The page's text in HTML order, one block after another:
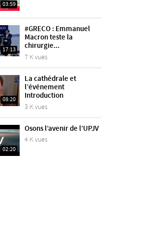
03:59
17:13
#GRECO : Emmanuel
Macron teste la
chirurgie...
7 K vues
08:20
La cathédrale et
l’événement
Introduction
3 K vues
02:20
Osons l’avenir de l’UPJV
4 K vues